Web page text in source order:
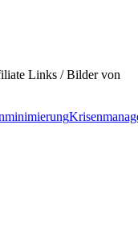
Links / Bilder von